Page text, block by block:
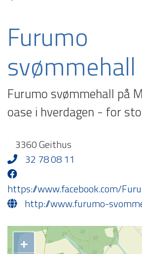
Furumo
svømmehall
Furumo svømmehall på
oase i hverdagen - for
3360 Geithus
32 78 08 11
https://www.facebook.com/
http://www.furumo-
+